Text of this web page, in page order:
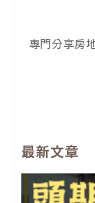
專門分享房
最新文章